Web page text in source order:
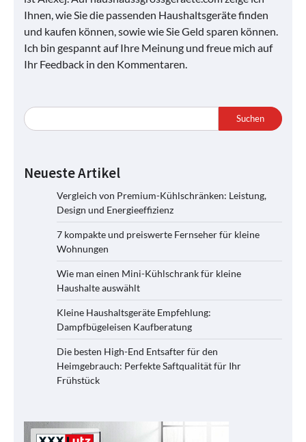
Ihnen, wie Sie die passenden Haushaltsgeräte finden
und kaufen können, sowie wie Sie Geld sparen können.
Ich bin gespannt auf Ihre Meinung und freue mich auf
Ihr Feedback in den Kommentaren.
Suchen
Neueste Artikel
Vergleich von Premium-Kühlschränken: Leistung,
Design und Energieeffizienz
7 kompakte und preiswerte Fernseher für kleine
Wohnungen
Wie man einen Mini-Kühlschrank für kleine
Haushalte auswählt
Kleine Haushaltsgeräte Empfehlung:
Dampfbügeleisen Kaufberatung
Die besten High-End Entsafter für den
Heimgebrauch: Perfekte Saftqualität für Ihr
Frühstück